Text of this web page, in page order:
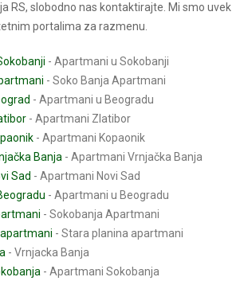
RS, slobodno nas kontaktirajte. Mi smo uvek
portalima za razmenu.
- Apartmani u Sokobanji
- Soko Banja Apartmani
- Apartmani u Beogradu
- Apartmani Zlatibor
- Apartmani Kopaonik
Banja - Apartmani Vrnjačka Banja
Sad - Apartmani Novi Sad
- Apartmani u Beogradu
- Sokobanja Apartmani
- Stara planina apartmani
- Vrnjacka Banja
- Apartmani Sokobanja